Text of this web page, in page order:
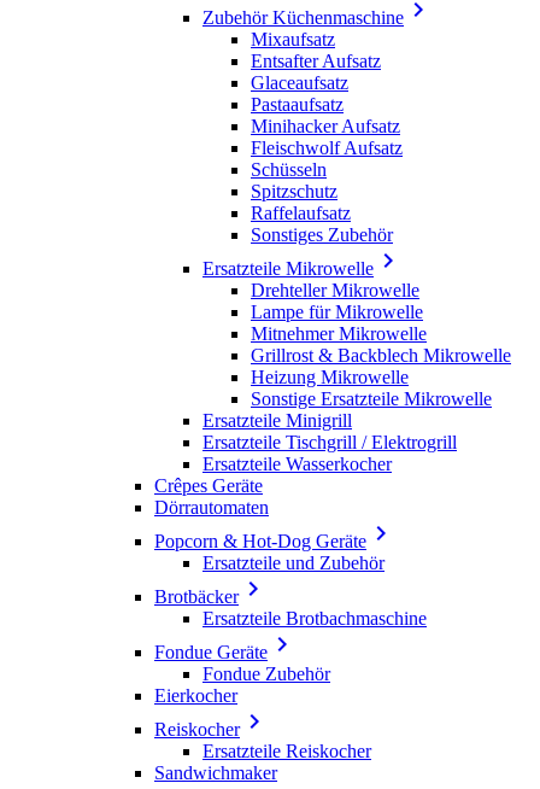
Zubehör Küchenmaschine 
Mixaufsatz
Entsafter Aufsatz
Glaceaufsatz
Pastaaufsatz
Minihacker Aufsatz
Fleischwolf Aufsatz
Schüsseln
Spitzschutz
Raffelaufsatz
Sonstiges Zubehör
Ersatzteile Mikrowelle 
Drehteller Mikrowelle
Lampe für Mikrowelle
Mitnehmer Mikrowelle
Grillrost & Backblech Mikrowelle
Heizung Mikrowelle
Sonstige Ersatzteile Mikrowelle
Ersatzteile Minigrill
Ersatzteile Tischgrill / Elektrogrill
Ersatzteile Wasserkocher
Crêpes Geräte
Dörrautomaten
Popcorn & Hot-Dog Geräte 
Ersatzteile und Zubehör
Brotbäcker
Ersatzteile Brotbachmaschine
Fondue Geräte 
Fondue Zubehör
Eierkocher
Reiskocher
Ersatzteile Reiskocher
Sandwichmaker